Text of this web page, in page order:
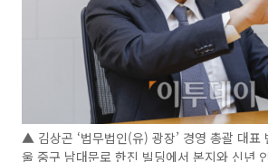
▲ 김상곤 ‘법무법인(유) 광장’ 경영 총괄 대표
울 중구 남대문로 한진 빌딩에서 본지와 신년